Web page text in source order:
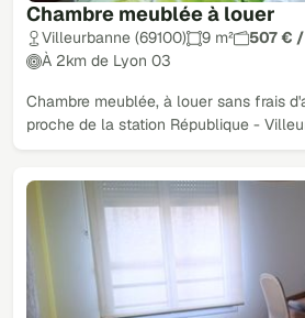
Chambre meublée à louer
Villeurbanne (69100) 9 m²
507 €
À 2km de Lyon 03
Chambre meublée, à louer sans frais
proche de la station République -